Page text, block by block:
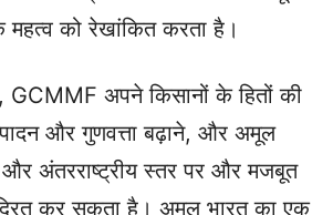
को रेखांकित करता है।
GCMMF अपने किसानों के हितों की
और गुणवत्ता बढ़ाने, और अमूल
और अंतरराष्ट्रीय स्तर पर और मजबूत
कर सकता है। अमूल भारत का एक